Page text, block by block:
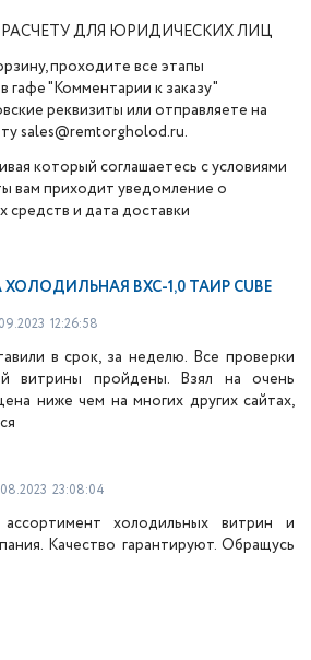
ДЛЯ ЮРИДИЧЕСКИХ ЛИЦ
проходите все этапы
гафе "Комментарии к заказу"
реквизиты или отправляете на
sales@remtorgholod.ru.
который соглашаетесь с условиями
вам приходит уведомление о
и дата доставки
ВХС-1,0 ТАИР CUBE
12:26:58
в срок, за неделю. Все проверки
витрины пройдены. Взял на очень
ниже чем на многих других сайтах,
23:08:04
холодильных витрин и
Качество гарантируют. Обращусь